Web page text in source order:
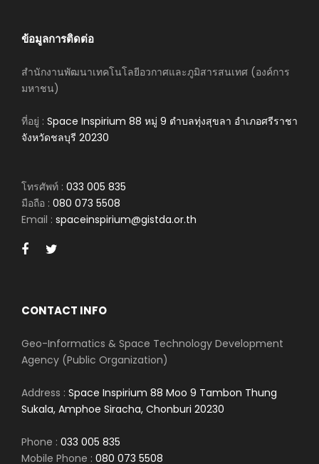
ข้อมูลการติดต่อ
สำนักงานพัฒนาเทคโนโลยีอวกาศและภูมิสารสนเทศ (องค์การ
มหาชน)
ที่อยู่ : Space Inspirium 88 หมู่ 9 ตำบลทุ่งสุขลา อำเภอศรีราชา
จังหวัดชลบุรี 20230
โทรศัพท์ : 033 005 835
มือถือ : 080 073 5508
Email : spaceinspirium@gistda.or.th
CONTACT INFO
Geo-Informatics & Space Technology Development
Agency (Public Organization)
Address : Space Inspirium 88 Moo 9 Tambon Thung
Sukala, Amphoe Siracha, Chonburi 20230
Phone : 033 005 835
Mobile Phone : 080 073 5508